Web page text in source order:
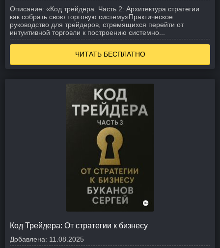
Описание: «Код трейдера. Часть 2: Архитектура стратегии
как собрать свою торговую систему»Практическое
руководство для трейдеров, стремящихся перейти от
интуитивной торговли к построению системно...
ЧИТАТЬ БЕСПЛАТНО
Код Трейдера: От стратегии к бизнесу
Добавлена: 11.08.2025